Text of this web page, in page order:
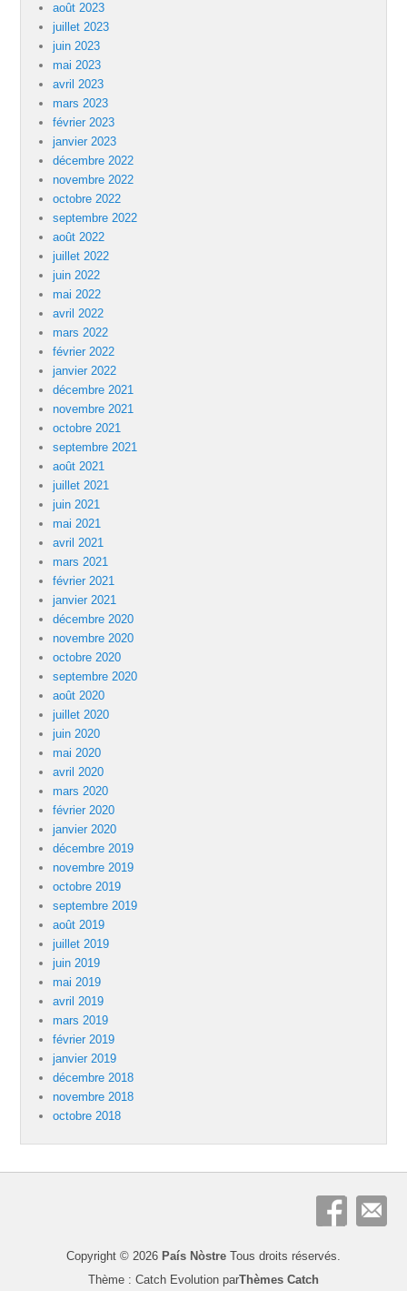
août 2023
juillet 2023
juin 2023
mai 2023
avril 2023
mars 2023
février 2023
janvier 2023
décembre 2022
novembre 2022
octobre 2022
septembre 2022
août 2022
juillet 2022
juin 2022
mai 2022
avril 2022
mars 2022
février 2022
janvier 2022
décembre 2021
novembre 2021
octobre 2021
septembre 2021
août 2021
juillet 2021
juin 2021
mai 2021
avril 2021
mars 2021
février 2021
janvier 2021
décembre 2020
novembre 2020
octobre 2020
septembre 2020
août 2020
juillet 2020
juin 2020
mai 2020
avril 2020
mars 2020
février 2020
janvier 2020
décembre 2019
novembre 2019
octobre 2019
septembre 2019
août 2019
juillet 2019
juin 2019
mai 2019
avril 2019
mars 2019
février 2019
janvier 2019
décembre 2018
novembre 2018
octobre 2018
Copyright © 2026 País Nòstre Tous droits réservés.
Thème : Catch Evolution parThèmes Catch